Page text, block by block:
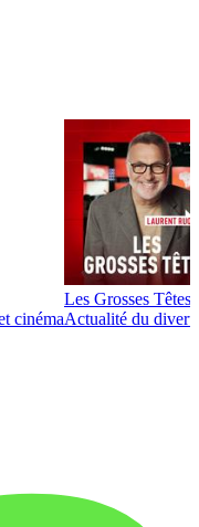
cinéma
Les Grosses Têtes
Actualité du